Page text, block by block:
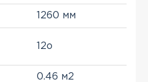
1260 мм
12о
0.46 м2